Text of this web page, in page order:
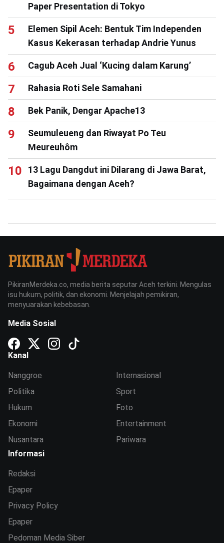
Paper Presentation di Tokyo
Elemen Sipil Aceh: Bentuk Tim Independen
Kasus Kekerasan terhadap Andrie Yunus
Cagub Aceh Jual ‘Kucing dalam Karung’
Rahasia Roti Sele Samahani
Bek Panik, Dengar Apache13
Seumuleueng dan Riwayat Po Teu
Meureuhôm
13 Lagu Dangdut ini Dilarang di Jawa Barat,
Bagaimana dengan Aceh?
PikiranMerdeka.co, media berita seputar Aceh terkini. Mengulas
isu hukum, politik, dan ekonomi. Menjelajah pemikiran,
menyuarakan kebebasan.
Media Sosial
Kanal
Nanggroe
Politika
Hukum
Ekonomi
Nusantara
Internasional
Sport
Foto
Entertainment
Pariwara
Informasi
Redaksi
Epaper
Privacy Policy
Epaper
Pedoman Media Siber